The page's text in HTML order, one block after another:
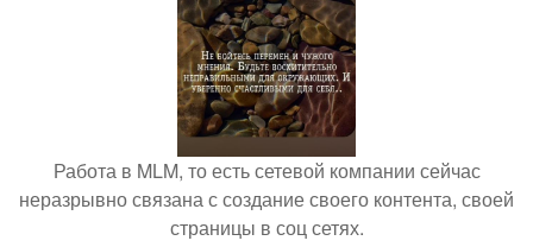
Работа в MLM, то есть сетевой компании сейчас
неразрывно связана с создание своего контента, своей
страницы в соц сетях.